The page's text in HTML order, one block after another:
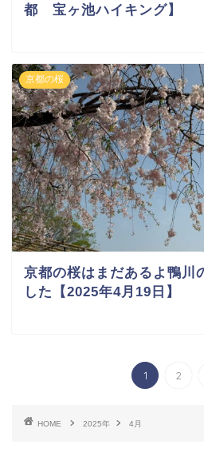
都 宝ヶ池ハイキング】
京都の桜
京都の桜はまだあるよ鴨川
した【2025年4月19日】
1 2
HOME 2025年 4月